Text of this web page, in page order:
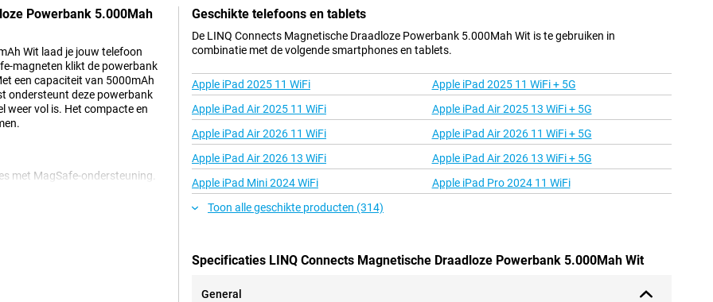
Powerbank 5.000Mah
Wit laad je jouw telefoon
magneten klikt de powerbank
een capaciteit van 5000mAh
ondersteunt deze powerbank
weer vol is. Het compacte en
met MagSafe-ondersteuning.
moeiteloos op. Dankzij de
Geschikte telefoons en tablets
De LINQ Connects Magnetische Draadloze Powerbank 5.000Mah Wit is te gebruiken in
combinatie met de volgende smartphones en tablets.
Apple iPad 2025 11 WiFi
Apple iPad 2025 11 WiFi + 5G
Apple iPad Air 2025 11 WiFi
Apple iPad Air 2025 13 WiFi + 5G
Apple iPad Air 2026 11 WiFi
Apple iPad Air 2026 11 WiFi + 5G
Apple iPad Air 2026 13 WiFi
Apple iPad Air 2026 13 WiFi + 5G
Apple iPad Mini 2024 WiFi
Apple iPad Pro 2024 11 WiFi
Toon alle geschikte producten (314)
Specificaties LINQ Connects Magnetische Draadloze Powerbank 5.000Mah Wit
General